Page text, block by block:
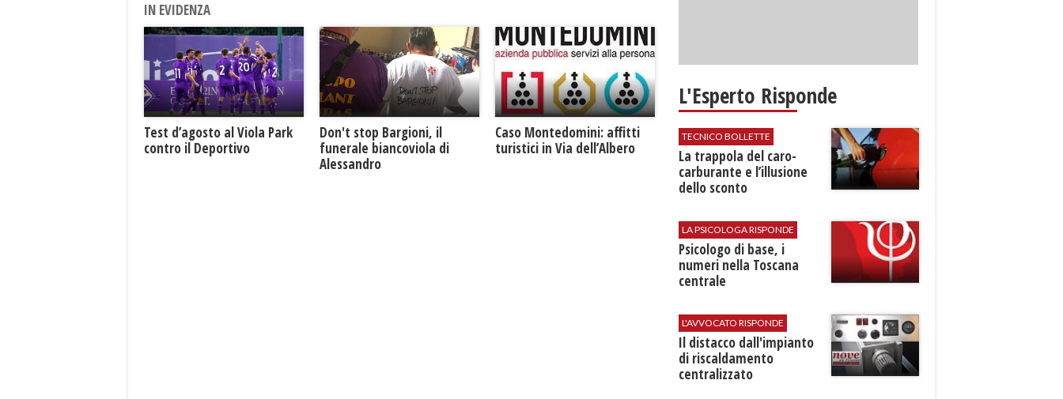
IN EVIDENZA
Test d’agosto al Viola Park
contro il Deportivo
Don't stop Bargioni, il
funerale biancoviola di
Alessandro
Caso Montedomini: affitti
turistici in Via dell’Albero
L'Esperto Risponde
TECNICO BOLLETTE
​La trappola del caro-
carburante e l’illusione
dello sconto
LA PSICOLOGA RISPONDE
Psicologo di base, i
numeri nella Toscana
centrale
L'AVVOCATO RISPONDE
Il distacco dall'impianto
di riscaldamento
centralizzato